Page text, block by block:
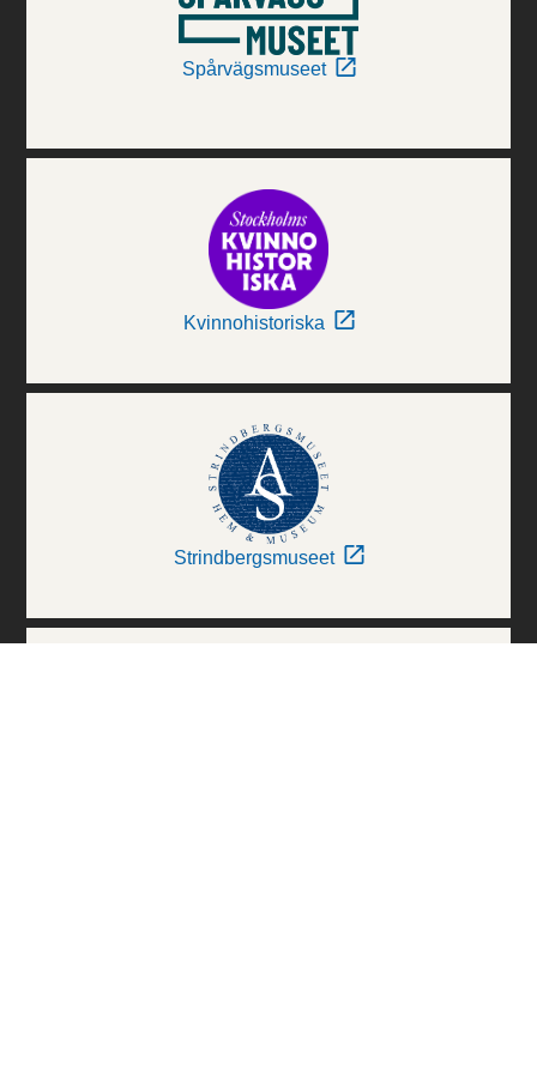
Spårvägsmuseet
Kvinnohistoriska
Strindbergsmuseet